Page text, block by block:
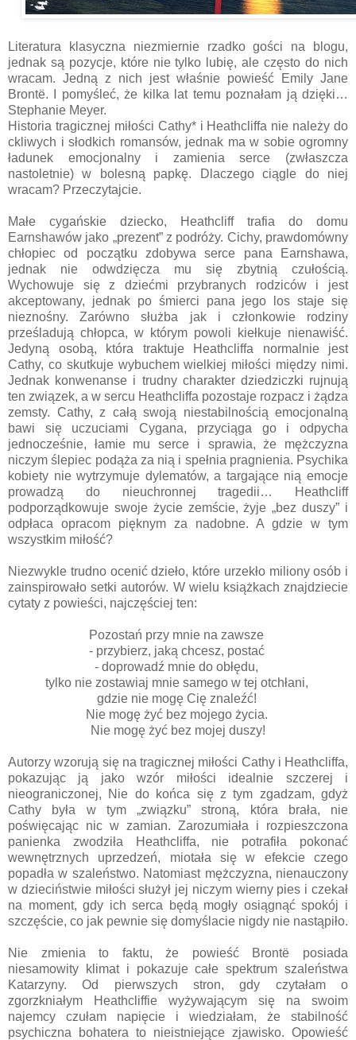
Literatura klasyczna niezmiernie rzadko gości na blogu,
jednak są pozycje, które nie tylko lubię, ale często do nich
wracam. Jedną z nich jest właśnie powieść Emily Jane
Brontë. I pomyśleć, że kilka lat temu poznałam ją dzięki…
Stephanie Meyer.
Historia tragicznej miłości Cathy* i Heathcliffa nie należy do
ckliwych i słodkich romansów, jednak ma w sobie ogromny
ładunek emocjonalny i zamienia serce (zwłaszcza
nastoletnie) w bolesną papkę. Dlaczego ciągle do niej
wracam? Przeczytajcie.
Małe cygańskie dziecko, Heathcliff trafia do domu
Earnshawów jako „prezent” z podróży. Cichy, prawdomówny
chłopiec od początku zdobywa serce pana Earnshawa,
jednak nie odwdzięcza mu się zbytnią czułością.
Wychowuje się z dziećmi przybranych rodziców i jest
akceptowany, jednak po śmierci pana jego los staje się
nieznośny. Zarówno służba jak i członkowie rodziny
prześladują chłopca, w którym powoli kiełkuje nienawiść.
Jedyną osobą, która traktuje Heathcliffa normalnie jest
Cathy, co skutkuje wybuchem wielkiej miłości między nimi.
Jednak konwenanse i trudny charakter dziedziczki rujnują
ten związek, a w sercu Heathcliffa pozostaje rozpacz i żądza
zemsty. Cathy, z całą swoją niestabilnością emocjonalną
bawi się uczuciami Cygana, przyciąga go i odpycha
jednocześnie, łamie mu serce i sprawia, że mężczyzna
niczym ślepiec podąża za nią i spełnia pragnienia. Psychika
kobiety nie wytrzymuje dylematów, a targające nią emocje
prowadzą do nieuchronnej tragedii… Heathcliff
podporządkowuje swoje życie zemście, żyje „bez duszy” i
odpłaca opracom pięknym za nadobne. A gdzie w tym
wszystkim miłość?
Niezwykle trudno ocenić dzieło, które urzekło miliony osób i
zainspirowało setki autorów. W wielu książkach znajdziecie
cytaty z powieści, najczęściej ten:
Pozostań przy mnie na zawsze
- przybierz, jaką chcesz, postać
- doprowadź mnie do obłędu,
tylko nie zostawiaj mnie samego w tej otchłani,
gdzie nie mogę Cię znaleźć!
Nie mogę żyć bez mojego życia.
Nie mogę żyć bez mojej duszy!
Autorzy wzorują się na tragicznej miłości Cathy i Heathcliffa,
pokazując ją jako wzór miłości idealnie szczerej i
nieograniczonej, Nie do końca się z tym zgadzam, gdyż
Cathy była w tym „związku” stroną, która brała, nie
poświęcając nic w zamian. Zarozumiała i rozpieszczona
panienka zwodziła Heathcliffa, nie potrafiła pokonać
wewnętrznych uprzedzeń, miotała się w efekcie czego
popadła w szaleństwo. Natomiast mężczyzna, nienauczony
w dzieciństwie miłości służył jej niczym wierny pies i czekał
na moment, gdy ich serca będą mogły osiągnąć spokój i
szczęście, co jak pewnie się domyślacie nigdy nie nastąpiło.
Nie zmienia to faktu, że powieść Brontë posiada
niesamowity klimat i pokazuje całe spektrum szaleństwa
Katarzyny. Od pierwszych stron, gdy czytałam o
zgorzkniałym Heathcliffie wyżywającym się na swoim
najemcy czułam napięcie i wiedziałam, że stabilność
psychiczna bohatera to nieistniejące zjawisko. Opowieść